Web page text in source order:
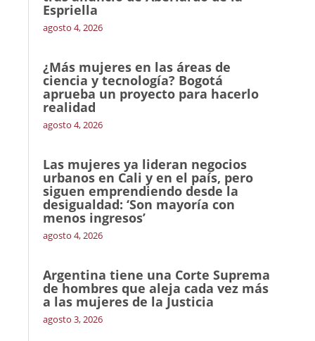
Espriella
agosto 4, 2026
¿Más mujeres en las áreas de
ciencia y tecnología? Bogotá
aprueba un proyecto para hacerlo
realidad
agosto 4, 2026
Las mujeres ya lideran negocios
urbanos en Cali y en el país, pero
siguen emprendiendo desde la
desigualdad: ‘Son mayoría con
menos ingresos’
agosto 4, 2026
Argentina tiene una Corte Suprema
de hombres que aleja cada vez más
a las mujeres de la Justicia
agosto 3, 2026